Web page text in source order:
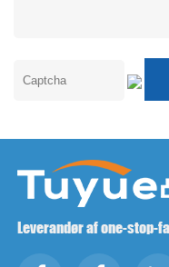
Leverandør af one-stop-